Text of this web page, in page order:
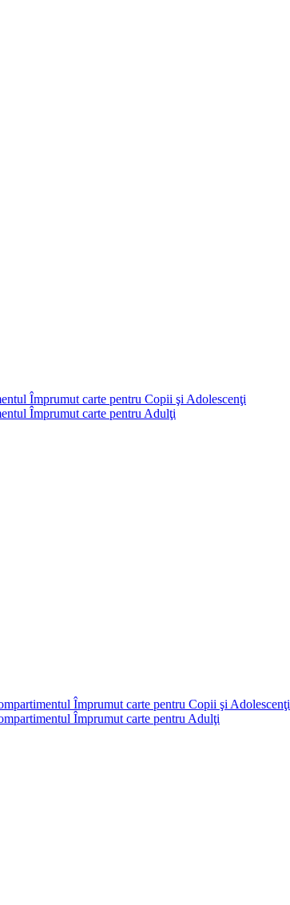
Împrumut carte pentru Copii şi Adolescenţi
Împrumut carte pentru Adulţi
Împrumut carte pentru Copii şi Adolescenţi
Împrumut carte pentru Adulţi